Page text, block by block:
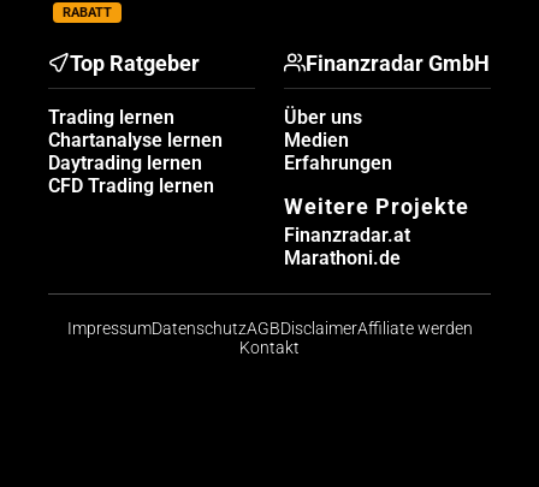
RABATT
Top Ratgeber
Trading lernen
Chartanalyse lernen
Daytrading lernen
CFD Trading lernen
Finanzradar GmbH
Über uns
Medien
Erfahrungen
Weitere Projekte
Finanzradar.at
Marathoni.de
ImpressumDatenschutzAGBDisclaimerAffiliate werden
Kontakt